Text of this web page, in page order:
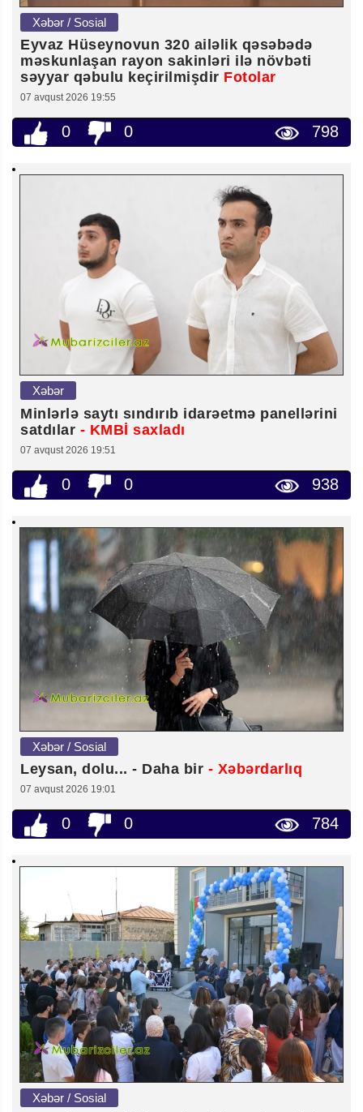
Xəbər / Sosial
Eyvaz Hüseynovun 320 ailəlik qəsəbədə
məskunlaşan rayon sakinləri ilə növbəti
səyyar qəbulu keçirilmişdir Fotolar
07 avqust 2026 19:55
0 0 798
Xəbər
Minlərlə saytı sındırıb idarəetmə panellərini
satdılar - KMBİ saxladı
07 avqust 2026 19:51
0 0 938
Xəbər / Sosial
Leysan, dolu... - Daha bir - Xəbərdarlıq
07 avqust 2026 19:01
0 0 784
Xəbər / Sosial